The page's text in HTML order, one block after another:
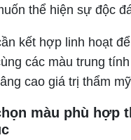
thể hiện sự độc
kết hợp linh hoạt
các màu trung
cao giá trị thẩm
màu phù hợp